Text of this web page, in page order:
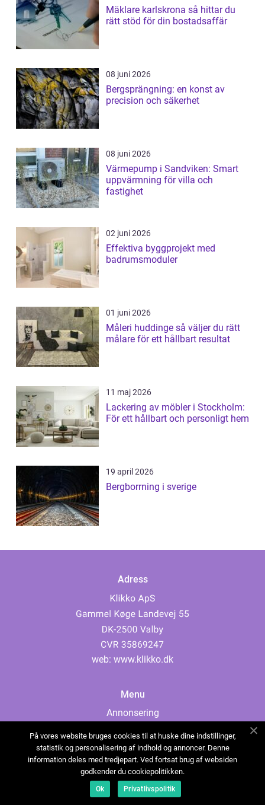
Mäklare karlskrona så hittar du
rätt stöd för din bostadsaffär
08 juni 2026
Bergsprängning: en konst av
precision och säkerhet
08 juni 2026
Värmepump i Sandviken: Smart
uppvärmning för villa och
fastighet
02 juni 2026
Effektiva byggprojekt med
badrumsmoduler
01 juni 2026
Måleri huddinge så väljer du rätt
målare för ett hållbart resultat
11 maj 2026
Lackering av möbler i Stockholm:
För ett hållbart och personligt hem
19 april 2026
Bergborrning i sverige
Adress
web: www.klikko.dk
Menu
Annonsering
Cookies
Kontakta oss
Sitemap
På vores website bruges cookies til at huske dine indstillinger,
statistik og personalisering af indhold og annoncer. Denne
information deles med tredjepart. Ved fortsat brug af websiden
godkender du cookiepolitikken.
Ok Privatlivspolitik